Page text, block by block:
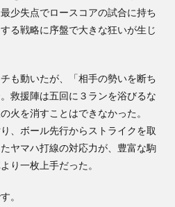
少失点でロースコアの試合に持ち
る戦略に序盤で大きな狂いが生じ
も動いたが、「相手の勢いを断ち
救援陣は五回に３ランを浴びるな
火を消すことはできなかった。
、ボール先行からストライクを取
ヤマハ打線の対応力が、豊富な駒
り一枚上手だった。
。